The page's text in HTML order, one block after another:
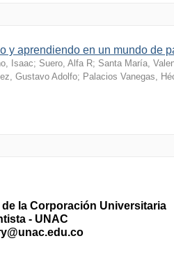
y aprendiendo en un mundo de
Isaac; Suero, Alfa R; Santa María,
Gustavo Adolfo; Palacios Vanegas,
la Corporación Universitaria
- UNAC